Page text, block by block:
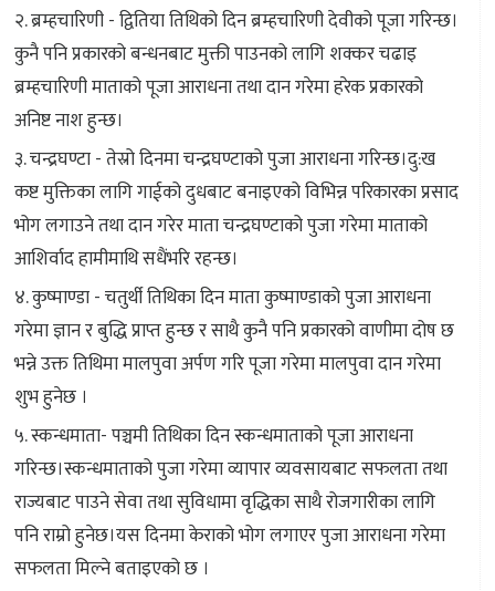
२. ब्रम्हचारिणी - द्वितिया तिथिको दिन ब्रम्हचारिणी देवीको पूजा गरिन्छ।
कुनै पनि प्रकारको बन्धनबाट मुक्ती पाउनको लागि शक्कर चढाइ
ब्रम्हचारिणी माताको पूजा आराधना तथा दान गरेमा हरेक प्रकारको
अनिष्ट नाश हुन्छ।
३. चन्द्रघण्टा - तेस्रो दिनमा चन्द्रघण्टाको पुजा आराधना गरिन्छ।दु:ख
कष्ट मुक्तिका लागि गाईको दुधबाट बनाइएको विभिन्न परिकारका प्रसाद
भोग लगाउने तथा दान गरेर माता चन्द्रघण्टाको पुजा गरेमा माताको
आशिर्वाद हामीमाथि सधैंभरि रहन्छ।
४. कुष्माण्डा - चतुर्थी तिथिका दिन माता कुष्माण्डाको पुजा आराधना
गरेमा ज्ञान र बुद्धि प्राप्त हुन्छ र साथै कुनै पनि प्रकारको वाणीमा दोष छ
भन्ने उक्त तिथिमा मालपुवा अर्पण गरि पूजा गरेमा मालपुवा दान गरेमा
शुभ हुनेछ ।
५. स्कन्धमाता- पञ्चमी तिथिका दिन स्कन्धमाताको पूजा आराधना
गरिन्छ।स्कन्धमाताको पुजा गरेमा व्यापार व्यवसायबाट सफलता तथा
राज्यबाट पाउने सेवा तथा सुविधामा वृद्धिका साथै रोजगारीका लागि
पनि राम्रो हुनेछ।यस दिनमा केराको भोग लगाएर पुजा आराधना गरेमा
सफलता मिल्ने बताइएको छ ।